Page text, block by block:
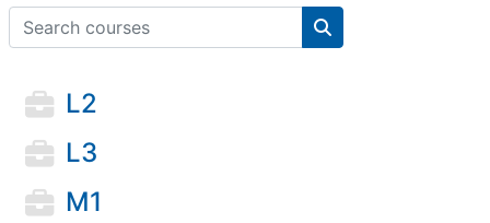
Search courses
Search courses
L2
L3
M1